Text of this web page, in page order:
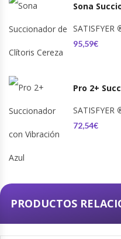
Sona
SATISFYER
95,59€
Pro 2+
SATISFYER
72,54€
PRODUCTOS